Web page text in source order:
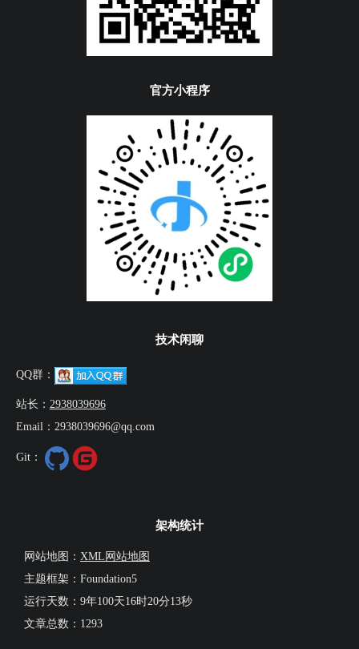
官方小程序
技术闲聊
QQ群：
站长： 2938039696
Email：2938039696@qq.com
Git：
架构统计
网站地图： XML网站地图
主题框架：Foundation5
运行天数： 9年100天16时20分14秒
文章总数：1293